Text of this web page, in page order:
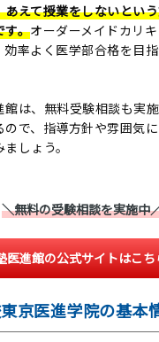
えて授業をしないとい
す。オーダーメイドカリ
率よく医学部合格を目
館は、無料受験相談も実
ので、指導方針や雰囲気
しょう。
＼無料の受験相談を実施中
医進館の公式サイトはこち
京医進学院の基本